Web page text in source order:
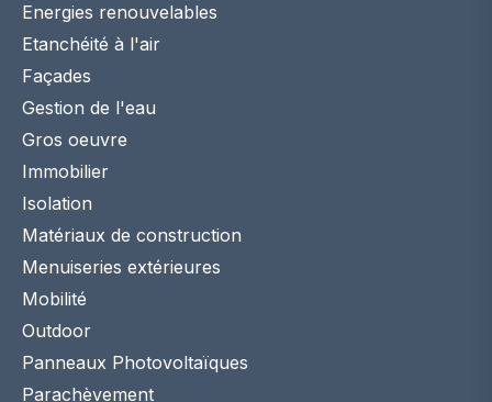
Energies renouvelables
Etanchéité à l'air
Façades
Gestion de l'eau
Gros oeuvre
Immobilier
Isolation
Matériaux de construction
Menuiseries extérieures
Mobilité
Outdoor
Panneaux Photovoltaïques
Parachèvement